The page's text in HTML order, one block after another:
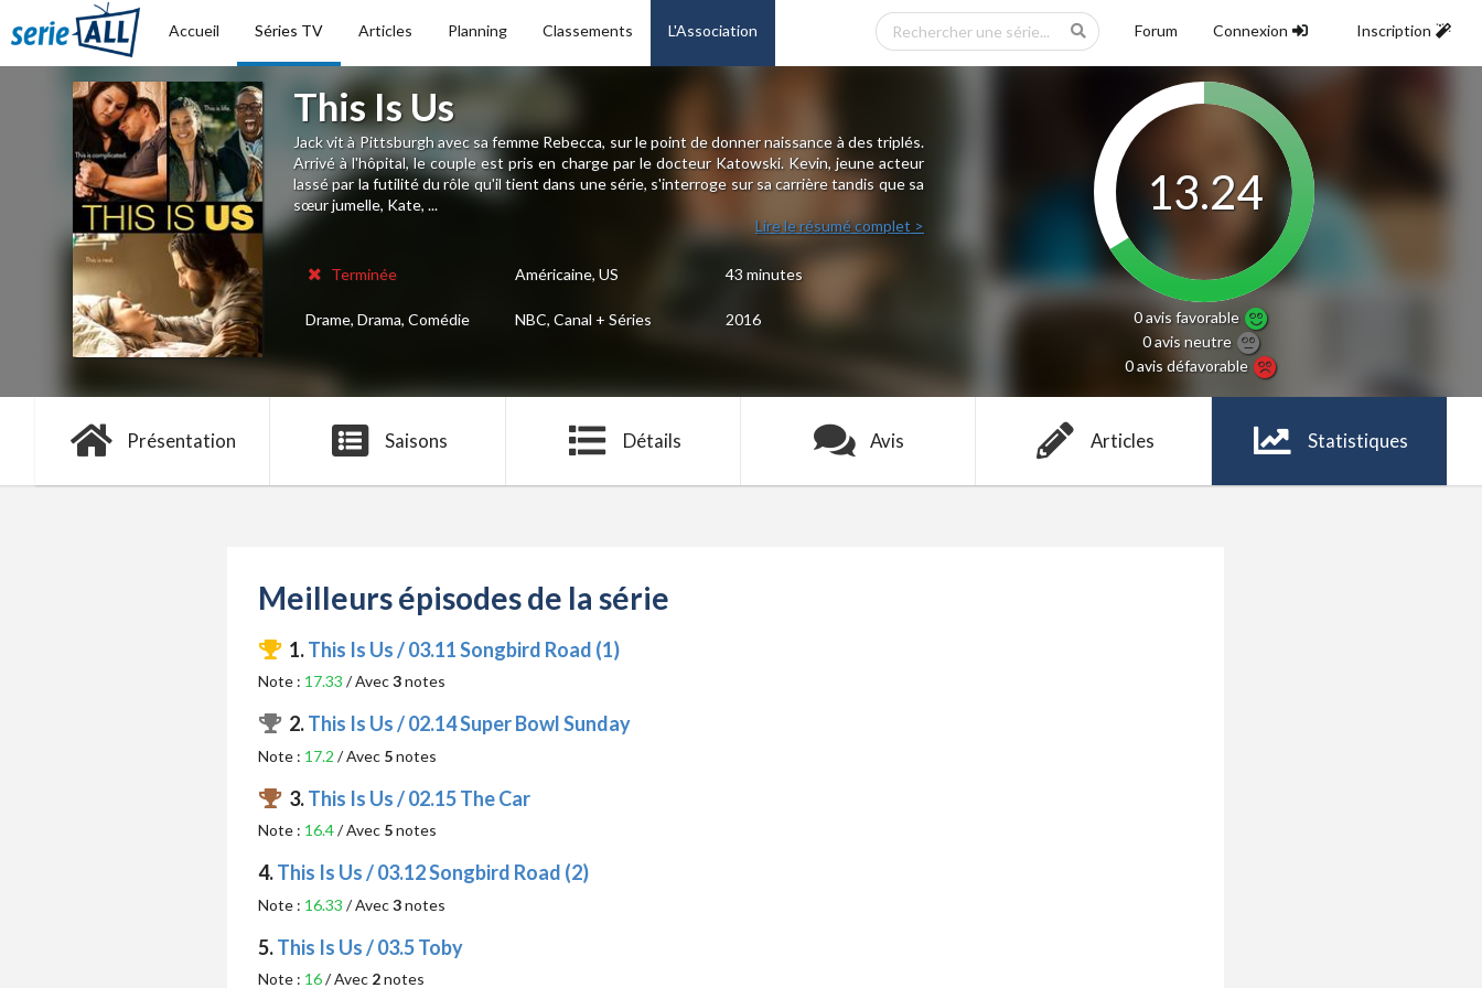
Accueil Séries TV Articles Planning Classements L'Association Forum Connexion Inscription
This Is Us
Jack vit à Pittsburgh avec sa femme Rebecca, sur le point de donner naissance à des triplés.
Arrivé à l'hôpital, le couple est pris en charge par le docteur Katowski. Kevin, jeune acteur
lassé par la futilité du rôle qu'il tient dans une série, s'interroge sur sa carrière tandis que sa
sœur jumelle, Kate, ...
Lire le résumé complet >
Terminée Américaine, US 43 minutes
Drame, Drama, Comédie NBC, Canal + Séries 2016
13.24
0 avisfavorable
0 avisneutre
0 avisdéfavorable
Présentation Saisons Détails Avis Articles Statistiques
Meilleurs épisodes de la série
1.This Is Us / 03.11 Songbird Road (1)
Note : 17.33 / Avec3notes
2.This Is Us / 02.14 Super Bowl Sunday
Note : 17.2 / Avec 5notes
3.This Is Us / 02.15 The Car
Note : 16.4/ Avec 5notes
4.This Is Us / 03.12 Songbird Road (2)
Note : 16.33 / Avec3notes
5.This Is Us / 03.5 Toby
Note : 16/ Avec 2notes